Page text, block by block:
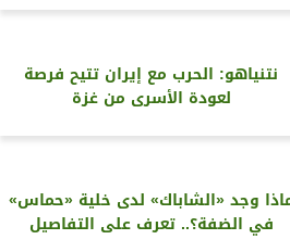
نتنياهو: الحرب مع إيران تتيح فرصة
لعودة الأسرى من غزة
وجد «الشاباك» لدى خلية «حماس»
في الضفة؟.. تعرف على التفاصيل